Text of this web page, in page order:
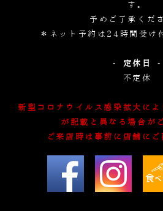
す。
予めご了承くだ
＊ネット予約は24時間受け
- 定休日 -
不定休
新型コロナウイルス感染拡大によ
が記載と異なる場合が
ご来店時は事前に店舗にご